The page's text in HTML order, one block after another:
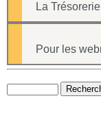
La Trésorerie